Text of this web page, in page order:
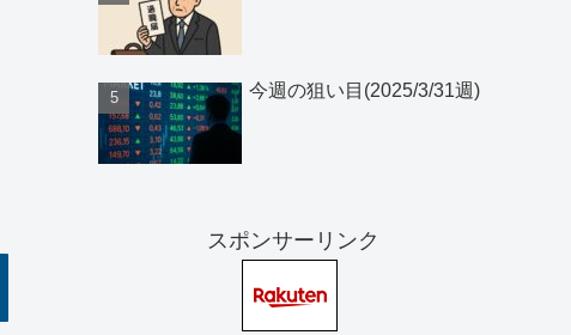
今週の狙い目(2025/3/31週)
スポンサーリンク